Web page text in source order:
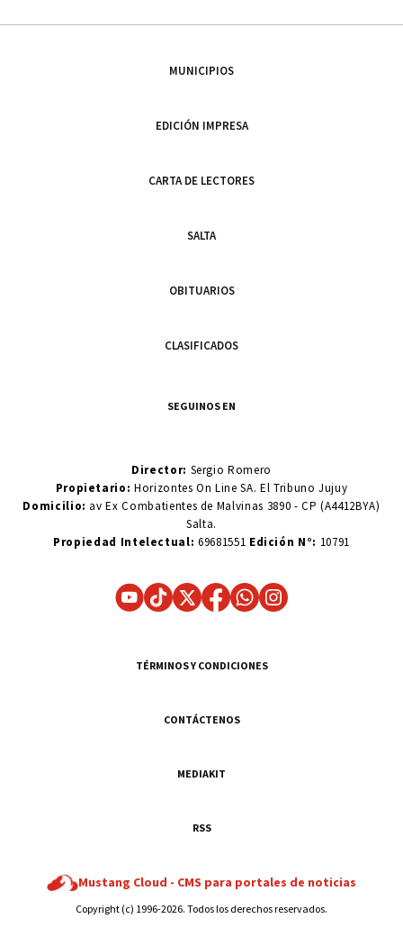
MUNICIPIOS
EDICIÓN IMPRESA
CARTA DE LECTORES
SALTA
OBITUARIOS
CLASIFICADOS
SEGUINOS EN
Director: Sergio Romero
Propietario:Horizontes On Line SA. El Tribuno Jujuy
Domicilio: av Ex Combatientes de Malvinas 3890 - CP (A4412BYA)
Salta.
Propiedad Intelectual: 69681551 Edición N°: 10791
TÉRMINOS Y CONDICIONES
CONTÁCTENOS
MEDIAKIT
RSS
Mustang Cloud - CMS para portales de noticias
Copyright (c) 1996-2026. Todos los derechos reservados.